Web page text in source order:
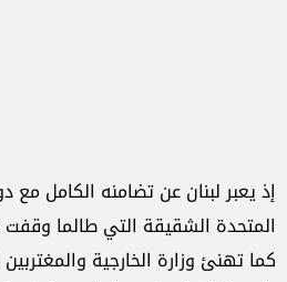
إذ يعبر لبنان عن تضامنه الكامل مع
المتحدة الشقيقة التي طالما
كما تهنئ وزارة الخارجية والمغتربين